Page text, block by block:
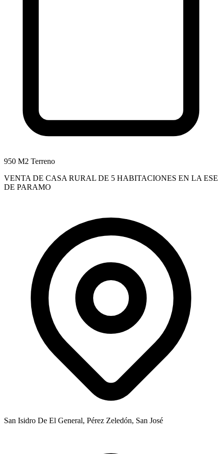
950 M2 Terreno
VENTA DE CASA RURAL DE 5 HABITACIONES EN LA ESE
DE PARAMO
San Isidro De El General, Pérez Zeledón, San José